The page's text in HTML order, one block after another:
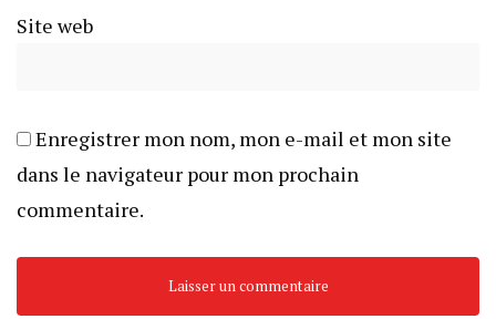
Site web
Enregistrer mon nom, mon e-mail et mon site
dans le navigateur pour mon prochain
commentaire.